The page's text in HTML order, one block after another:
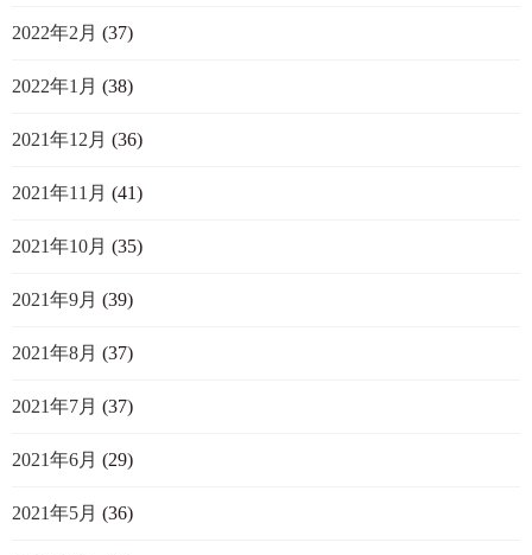
2022年2月 (37)
2022年1月 (38)
2021年12月 (36)
2021年11月 (41)
2021年10月 (35)
2021年9月 (39)
2021年8月 (37)
2021年7月 (37)
2021年6月 (29)
2021年5月 (36)